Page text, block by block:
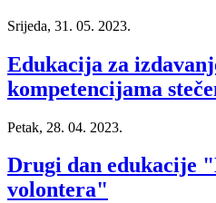
Srijeda, 31. 05. 2023.
Edukacija za
kompetencijama
Petak, 28. 04. 2023.
Drugi dan edukacije
volontera"